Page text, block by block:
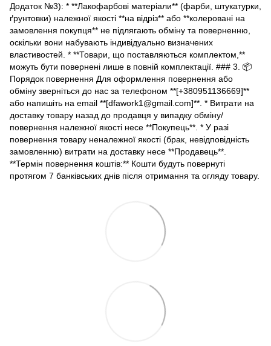
Додаток №3): * **Лакофарбові матеріали** (фарби, штукатурки,
ґрунтовки) належної якості **на відріз** або **колеровані на
замовлення покупця** не підлягають обміну та поверненню,
оскільки вони набувають індивідуально визначених
властивостей. * **Товари, що поставляються комплектом,**
можуть бути повернені лише в повній комплектації. ### 3. 📦
Порядок повернення Для оформлення повернення або
обміну зверніться до нас за телефоном **[+380951136669]**
або напишіть на email **[dfawork1@gmail.com]**. * Витрати на
доставку товару назад до продавця у випадку обміну/
повернення належної якості несе **Покупець**. * У разі
повернення товару неналежної якості (брак, невідповідність
замовленню) витрати на доставку несе **Продавець**.
**Термін повернення коштів:** Кошти будуть повернуті
протягом 7 банківських днів після отримання та огляду товару.